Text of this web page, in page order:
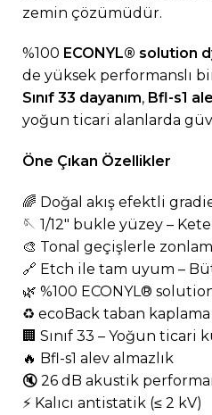
zemin çözümüdür.
%100 ECONYL® solution
de yüksek performanslı
Sınıf 33 dayanım, Bfl-s1
yoğun ticari alanlarda
Öne Çıkan Özellikler
🌈 Doğal akış efektli
🪡 1/12″ bukle yüzey –
🎨 Tonal geçişlerle
🔗 Etch ile tam uyum –
🌿 %100 ECONYL®
♻️ ecoBack taban
🏢 Sınıf 33 – Yoğun ticari
🔥 Bfl-s1 alev almazlık
🔇 26 dB akustik
⚡ Kalıcı antistatik (≤ 2 kV)